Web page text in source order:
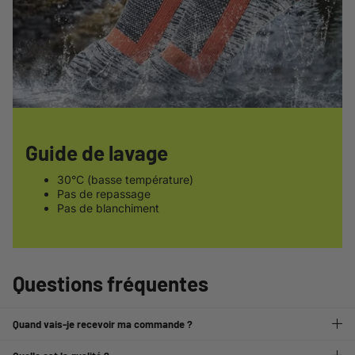
Guide de lavage
30°C (basse température)
Pas de repassage
Pas de blanchiment
Questions fréquentes
Quand vais-je recevoir ma commande ?